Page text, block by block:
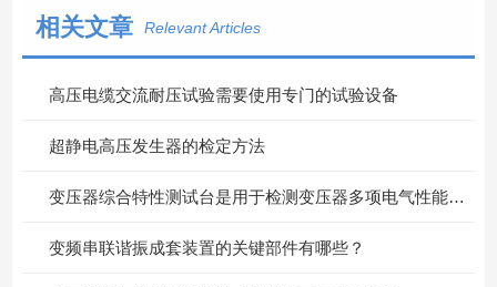
相关文章 Relevant Articles
高压电缆交流耐压试验需要使用专门的试验设备
超静电高压发生器的检定方法
变压器综合特性测试台是用于检测变压器多项电气性能的重要设备
变频串联谐振成套装置的关键部件有哪些？